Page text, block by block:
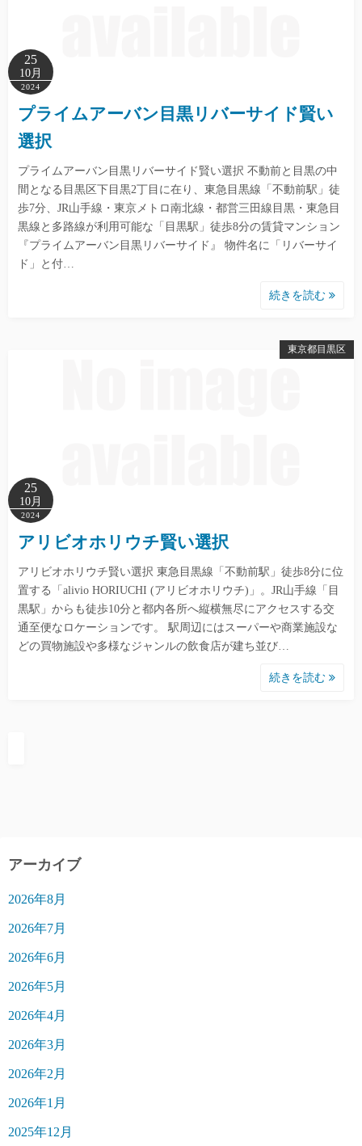
25
10月
2024
プライムアーバン目黒リバーサイド賢い
選択
プライムアーバン目黒リバーサイド賢い選択 不動前と目黒の中
間となる目黒区下目黒2丁目に在り、東急目黒線「不動前駅」徒
歩7分、JR山手線・東京メトロ南北線・都営三田線目黒・東急目
黒線と多路線が利用可能な「目黒駅」徒歩8分の賃貸マンション
『プライムアーバン目黒リバーサイド』 物件名に「リバーサイ
ド」と付…
続きを読む
東京都目黒区
25
10月
2024
アリビオホリウチ賢い選択
アリビオホリウチ賢い選択 東急目黒線「不動前駅」徒歩8分に位
置する「alivio HORIUCHI (アリビオホリウチ)」。JR山手線「目
黒駅」からも徒歩10分と都内各所へ縦横無尽にアクセスする交
通至便なロケーションです。 駅周辺にはスーパーや商業施設な
どの買物施設や多様なジャンルの飲食店が建ち並び…
続きを読む
アーカイブ
2026年8月
2026年7月
2026年6月
2026年5月
2026年4月
2026年3月
2026年2月
2026年1月
2025年12月